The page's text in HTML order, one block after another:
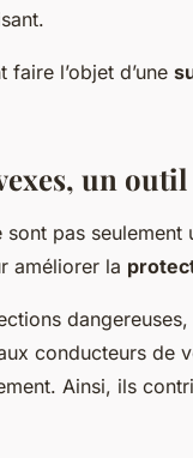
l’objet d’une
un
pas
améliorer la
conducteurs de
Ainsi, ils